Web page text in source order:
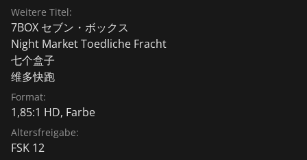
Weitere Titel:
7BOX セブン・ボックス
Night Market Toedliche Fracht
七个盒子
维多快跑
Format:
1,85:1 HD, Farbe
Altersfreigabe:
FSK 12